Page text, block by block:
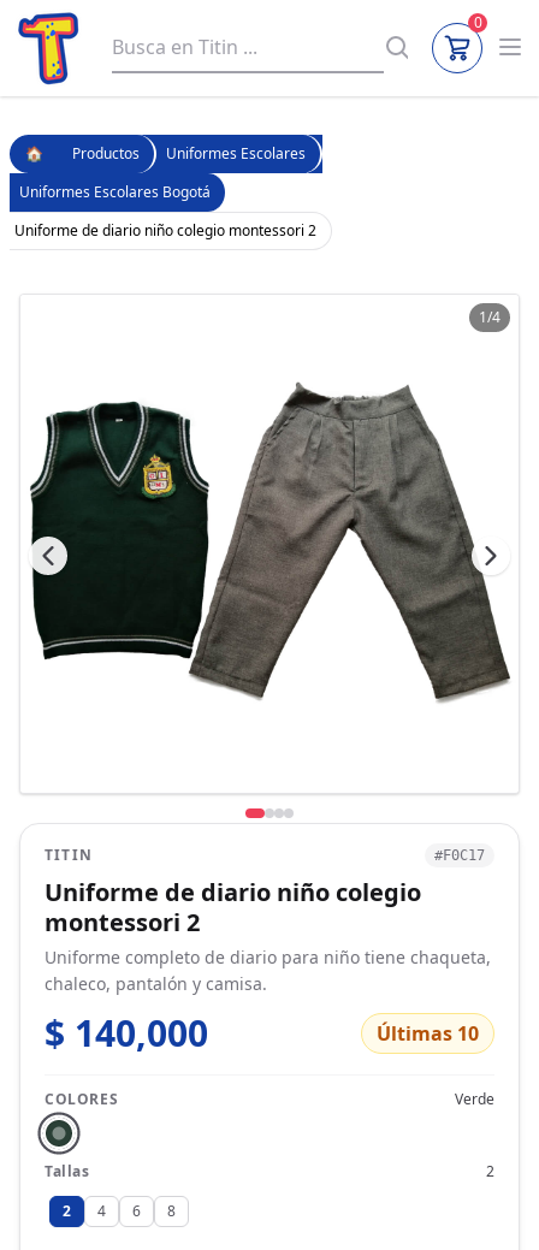
0
🏠 Productos
Uniformes Escolares
Uniformes Escolares Bogotá
Uniforme de diario niño colegio montessori 2
1/4
TITIN #F0C17
Uniforme de diario niño colegio
montessori 2
Uniforme completo de diario para niño tiene chaqueta,
chaleco, pantalón y camisa.
$ 140,000 Últimas 10
COLORES Verde
Tallas
2
2
4 6 8